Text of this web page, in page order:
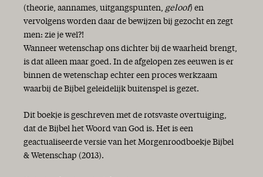
(theorie, aannames, uitgangspunten, geloof) en
vervolgens worden daar de bewijzen bij gezocht en zegt
men: zie je wel?!
Wanneer wetenschap ons dichter bij de waarheid brengt,
is dat alleen maar goed. In de afgelopen zes eeuwen is er
binnen de wetenschap echter een proces werkzaam
waarbij de Bijbel geleidelijk buitenspel is gezet.
Dit boekje is geschreven met de rotsvaste overtuiging,
dat de Bijbel het Woord van God is. Het is een
geactualiseerde versie van het Morgenroodboekje Bijbel
& Wetenschap (2013).